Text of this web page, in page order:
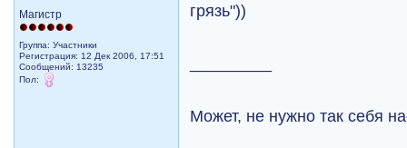
Магистр
Группа: Участники
Регистрация: 12 Дек 2006, 17:51
Сообщений: 13235
Пол:
грязь"))
Может, не нужно так себя